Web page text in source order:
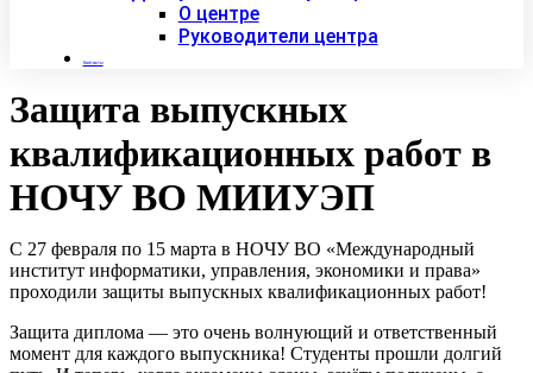
О центре
Руководители центра
Контакты
Защита выпускных
квалификационных работ в
НОЧУ ВО МИИУЭП
С 27 февраля по 15 марта в НОЧУ ВО «Международный
институт информатики, управления, экономики и права»
проходили защиты выпускных квалификационных работ!
Защита диплома — это очень волнующий и ответственный
момент для каждого выпускника! Студенты прошли долгий